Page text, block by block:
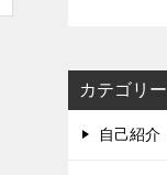
カテゴリー
自己紹介